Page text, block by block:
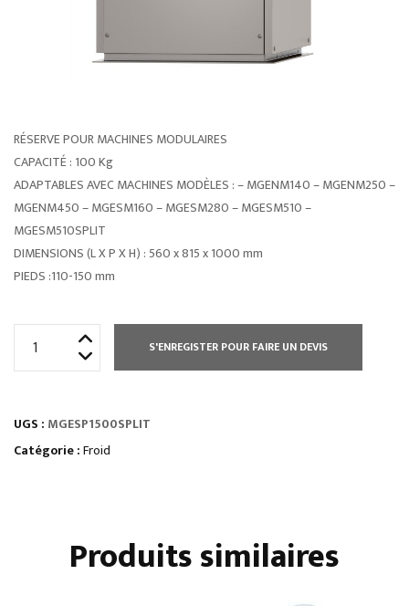
RÉSERVE POUR MACHINES MODULAIRES
CAPACITÉ : 100 Kg
ADAPTABLES AVEC MACHINES MODÈLES : – MGENM140 – MGENM250 –
MGENM450 – MGESM160 – MGESM280 – MGESM510 –
MGESM510SPLIT
DIMENSIONS (L X P X H) : 560 x 815 x 1000 mm
PIEDS :110-150 mm
GLACE
ÉCAILLES
S'ENREGISTER POUR FAIRE UN DEVIS
UGS : MGESP1500SPLIT
Catégorie :Froid
Produits similaires